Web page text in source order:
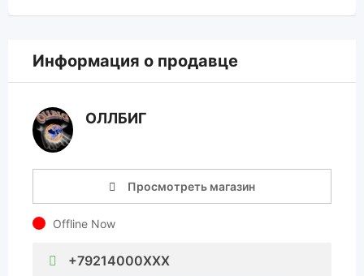
Информация о продавце
ОЛЛБИГ
Просмотреть магазин
Offline Now
+79214000XXX